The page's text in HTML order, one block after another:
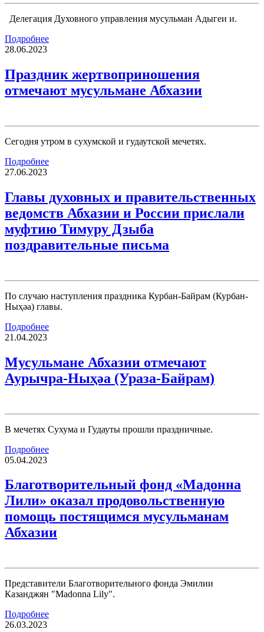
Делегация Духовного управления мусульман Адыгеи и.
Подробнее
28.06.2023
Праздник жертвоприношения
отмечают мусульмане Абхазии
Сегодня утром в сухумской и гудаутской мечетях.
Подробнее
27.06.2023
Главы духовных и правительственных
ведомств Абхазии и России прислали
муфтию Тимуру Дзыба
поздравительные письма
По случаю наступления праздника Курбан-Байрам (Курбан-
Ныҳәа) главы.
Подробнее
21.04.2023
Мусульмане Абхазии отмечают
Аурычра-Ныҳәа (Ураза-Байрам)
В мечетях Сухума и Гудауты прошли праздничные.
Подробнее
05.04.2023
Благотворительный фонд «Мадонна
Лили» оказал продовольственную
помощь постящимся мусульманам
Абхазии
Представители Благотворительного фонда Эмилии
Казанджян "Madonna Lily".
Подробнее
26.03.2023